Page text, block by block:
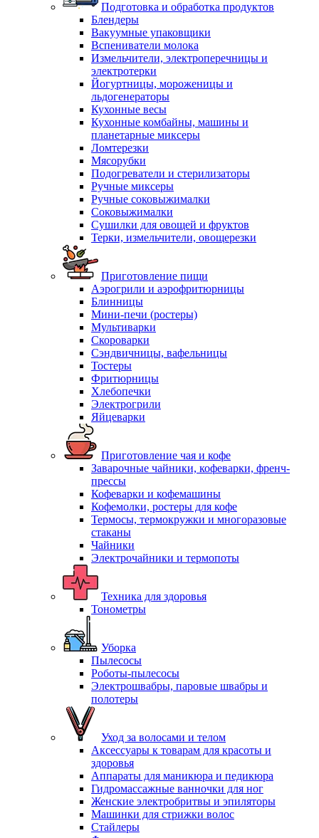
Подготовка и обработка продуктов
Блендеры
Вакуумные упаковщики
Вспениватели молока
Измельчители, электроперечницы и
электротерки
Йогуртницы, мороженицы и
льдогенераторы
Кухонные весы
Кухонные комбайны, машины и
планетарные миксеры
Ломтерезки
Мясорубки
Подогреватели и стерилизаторы
Ручные миксеры
Ручные соковыжималки
Соковыжималки
Сушилки для овощей и фруктов
Терки, измельчители, овощерезки
Приготовление пищи
Аэрогрили и аэрофритюрницы
Блинницы
Мини-печи (ростеры)
Мультиварки
Скороварки
Сэндвичницы, вафельницы
Тостеры
Фритюрницы
Хлебопечки
Электрогрили
Яйцеварки
Приготовление чая и кофе
Заварочные чайники, кофеварки, френч-
прессы
Кофеварки и кофемашины
Кофемолки, ростеры для кофе
Термосы, термокружки и многоразовые
стаканы
Чайники
Электрочайники и термопоты
Техника для здоровья
Тонометры
Уборка
Пылесосы
Роботы-пылесосы
Электрошвабры, паровые швабры и
полотеры
Уход за волосами и телом
Аксессуары к товарам для красоты и
здоровья
Аппараты для маникюра и педикюра
Гидромассажные ванночки для ног
Женские электробритвы и эпиляторы
Машинки для стрижки волос
Стайлеры